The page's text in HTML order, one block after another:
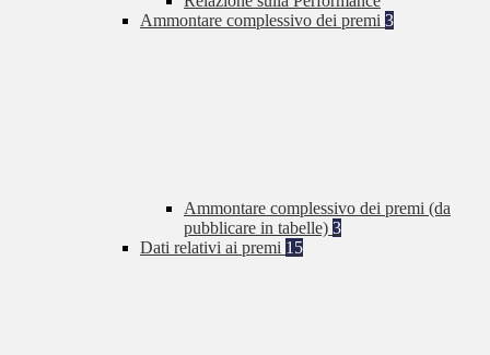
Ammontare complessivo dei premi 3
Ammontare complessivo dei premi (da
pubblicare in tabelle) 3
Dati relativi ai premi 15